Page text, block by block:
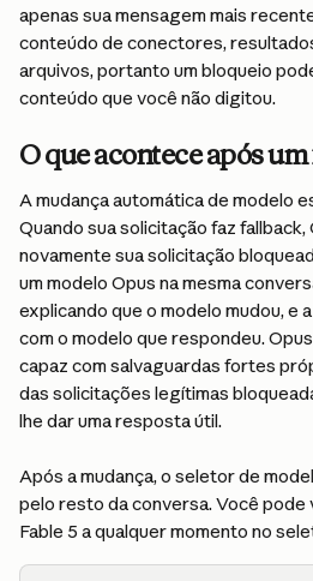
apenas sua mensagem mais
conteúdo de conectores,
arquivos, portanto um bloqueio
conteúdo que você não digitou.
O que acontece após
A mudança automática de modelo
Quando sua solicitação faz
novamente sua solicitação
um modelo Opus na mesma
explicando que o modelo mudou, e
com o modelo que respondeu.
capaz com salvaguardas fortes
das solicitações legítimas
lhe dar uma resposta útil.
Após a mudança, o seletor de
pelo resto da conversa. Você pode
Fable 5 a qualquer momento no